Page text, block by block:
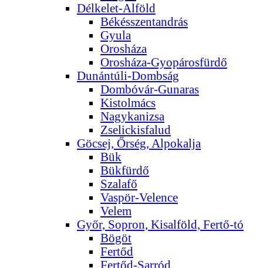
Délkelet-Alföld
Békésszentandrás
Gyula
Orosháza
Orosháza-Gyopárosfürdő
Dunántúli-Dombság
Dombóvár-Gunaras
Kistolmács
Nagykanizsa
Zselickisfalud
Göcsej, Őrség, Alpokalja
Bük
Bükfürdő
Szalafő
Vaspör-Velence
Velem
Győr, Sopron, Kisalföld, Fertő-tó
Bögöt
Fertőd
Fertőd-Sarród